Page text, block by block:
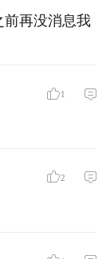
前再没消息我
1
2